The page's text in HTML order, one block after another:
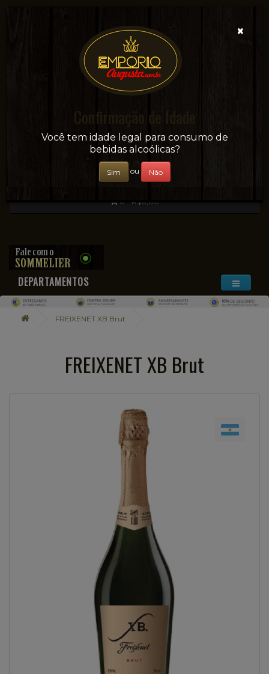
Sua conveniência e adega on-line!
0 - R$0,00
DEPARTAMENTOS
FREIXENET XB Brut
FREIXENET XB Brut
×
Confirmação de Idade
Você tem idade legal para consumo de
bebidas alcoólicas?
Sim ou Não